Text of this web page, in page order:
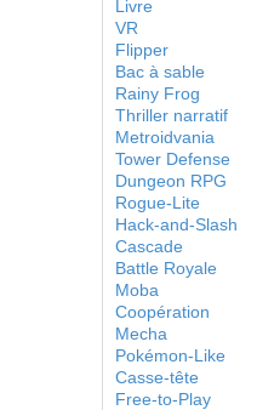
Livre
VR
Flipper
Bac à sable
Rainy Frog
Thriller narratif
Metroidvania
Tower Defense
Dungeon RPG
Rogue-Lite
Hack-and-Slash
Cascade
Battle Royale
Moba
Coopération
Mecha
Pokémon-Like
Casse-tête
Free-to-Play